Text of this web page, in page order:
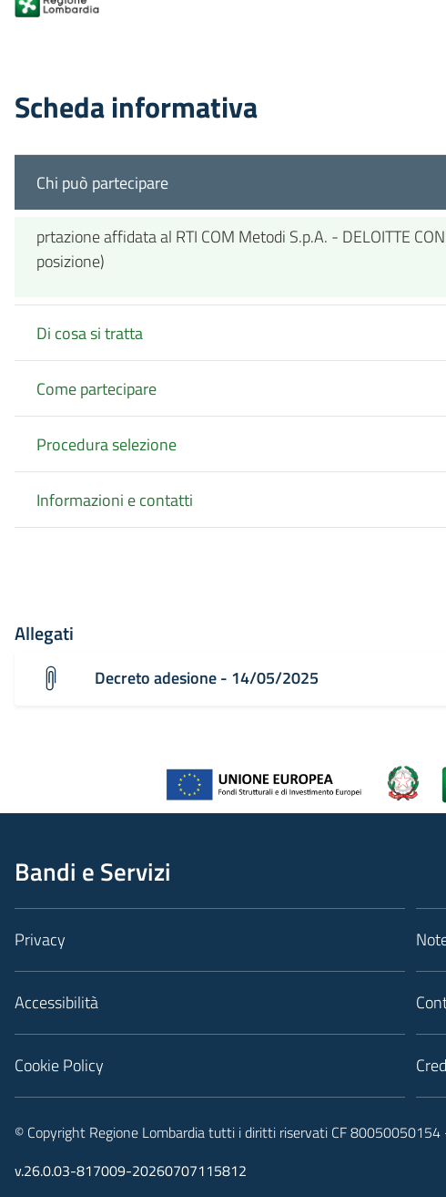
Scheda informativa
Chi può partecipare
prtazione affidata al RTI COM Metodi S.p.A. - DELOITTE
posizione)
Di cosa si tratta
Come partecipare
Procedura selezione
Informazioni e contatti
Allegati
Decreto adesione - 14/05/2025
Bandi e Servizi
Privacy
Accessibilità
Cookie Policy
© Copyright Regione Lombardia tutti i diritti riservati CF
v.26.0.03-817009-20260707115812